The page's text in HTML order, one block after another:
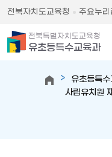
전북자치도교육청 주요누리
전북특별자치도교육청
유초등특수교육과
유초등특
사립유치원